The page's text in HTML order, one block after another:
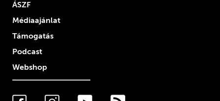
ÁSZF
Médiaajánlat
Támogatás
Podcast
Webshop